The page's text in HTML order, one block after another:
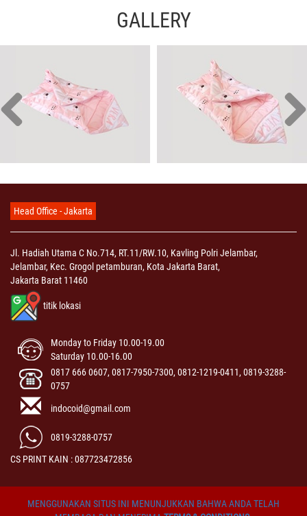
GALLERY
Head Office - Jakarta
Jl. Hadiah Utama C No.714, RT.11/RW.10, Kavling Polri Jelambar,
Jelambar, Kec. Grogol petamburan, Kota Jakarta Barat,
Jakarta Barat 11460
titik lokasi
Monday to Friday 10.00-19.00
Saturday 10.00-16.00
0817 666 0607, 0817-7950-7300, 0812-1219-0411, 0819-3288-
0757
indocoid@gmail.com
0819-3288-0757
CS PRINT KAIN : 087723472856
MENGGUNAKAN SITUS INI MENUNJUKKAN BAHWA ANDA TELAH